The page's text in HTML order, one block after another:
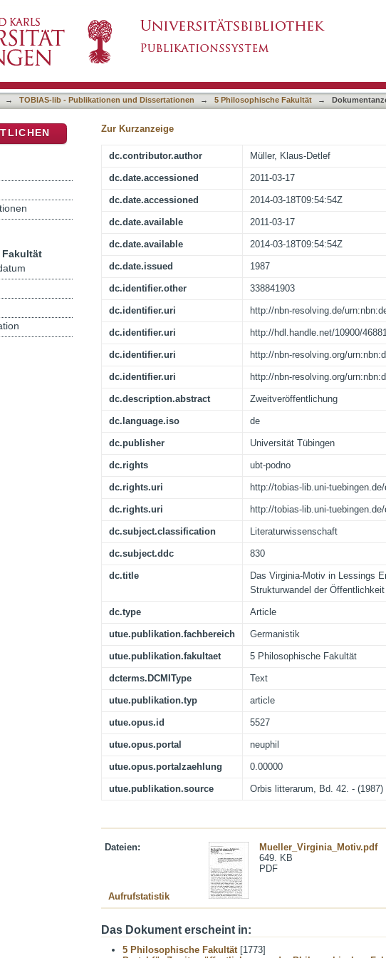
→ TOBIAS-lib - Publikationen und Dissertationen → 5 Philosophische Fakultät →
Zur Kurzanzeige
dc.contributor.author Müller, Klaus-Detlef
dc.date.accessioned 2011-03-17
dc.date.accessioned 2014-03-18T09:54:54Z
dc.date.available 2011-03-17
dc.date.available 2014-03-18T09:54:54Z
dc.date.issued 1987
dc.identifier.other 338841903
dc.identifier.uri http://nbn-resolving.de/
dc.identifier.uri http://hdl.handle.net/10900/
dc.identifier.uri http://nbn-resolving.org/
dc.identifier.uri http://nbn-resolving.org/
dc.description.abstract Zweitveröffentlichung
dc.language.iso de
dc.publisher Universität Tübingen
dc.rights ubt-podno
dc.rights.uri http://tobias-lib.uni-
dc.rights.uri http://tobias-lib.uni-
dc.subject.classification Literaturwissenschaft
dc.subject.ddc 830
dc.title
Das Virginia-Motiv in Lessings
Strukturwandel der Öffentlichkeit
dc.type Article
utue.publikation.fachbereich Germanistik
utue.publikation.fakultaet 5 Philosophische Fakultät
dcterms.DCMIType Text
utue.publikation.typ article
utue.opus.id 5527
utue.opus.portal neuphil
utue.opus.portalzaehlung 0.00000
utue.publikation.source Orbis litterarum, Bd. 42. - (1987)
Dateien:
Mueller_Virginia_Motiv.pdf
649. KB
PDF
Aufrufstatistik
Das Dokument erscheint in:
5 Philosophische Fakultät[1773]